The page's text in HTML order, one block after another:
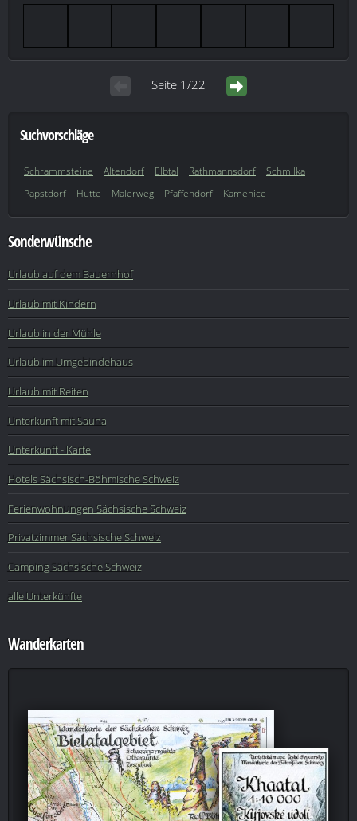
Seite 1/22
Suchvorschläge
Schrammsteine Altendorf Elbtal Rathmannsdorf
Schmilka
Papstdorf
Hütte Malerweg Pfaffendorf Kamenice
Sonderwünsche
Urlaub auf dem Bauernhof
Urlaub mit Kindern
Urlaub in der Mühle
Urlaub im Umgebindehaus
Urlaub mit Reiten
Unterkunft mit Sauna
Unterkunft - Karte
Hotels Sächsisch-Böhmische Schweiz
Ferienwohnungen Sächsische Schweiz
Privatzimmer Sächsische Schweiz
Camping Sächsische Schweiz
alle Unterkünfte
Wanderkarten